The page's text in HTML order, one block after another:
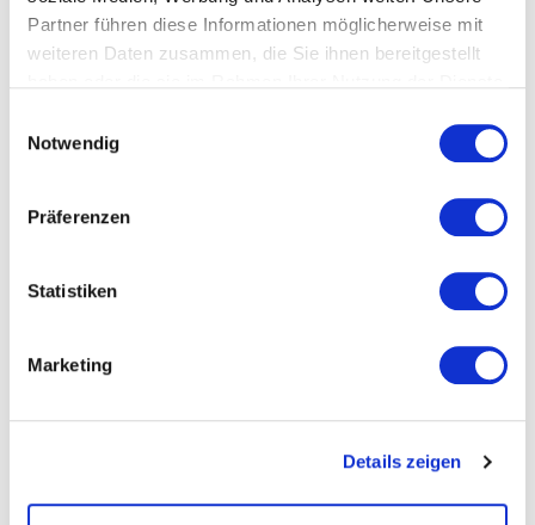
Partner führen diese Informationen möglicherweise mit
weiteren Daten zusammen, die Sie ihnen bereitgestellt
Notwendig
Präferenzen
Statistiken
Marketing
Details zeigen
Portraitfotografie
Lass uns gemeinsam unvergessliche